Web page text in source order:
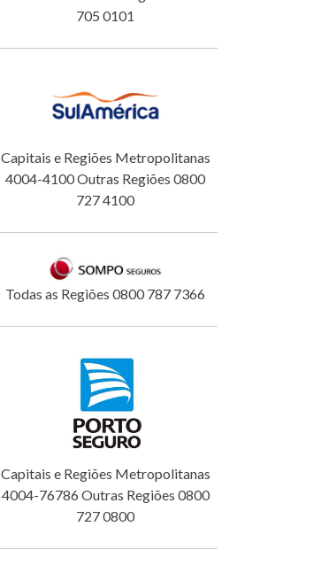
705 0101
Capitais e Regiões Metropolitanas
4004-4100 Outras Regiões 0800
727 4100
Todas as Regiões 0800 787 7366
Capitais e Regiões Metropolitanas
4004-76786 Outras Regiões 0800
727 0800